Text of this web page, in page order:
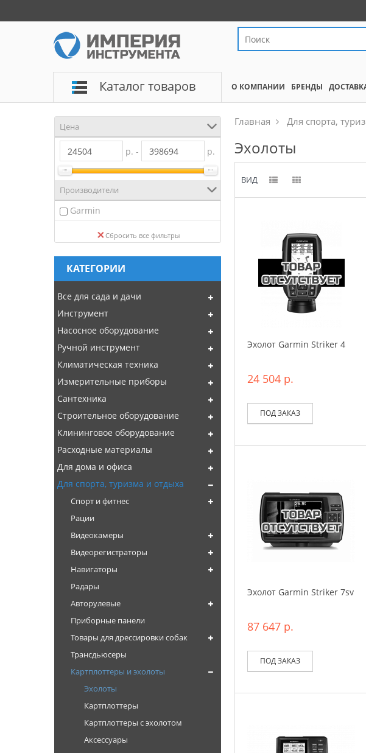
Каталог товаров О КОМПАНИИ БРЕНДЫ
Цена
р. - р.
Производители
Garmin
Сбросить все фильтры
КАТЕГОРИИ
Все для сада и дачи
Инструмент
Насосное оборудование
Ручной инструмент
Климатическая техника
Измерительные приборы
Сантехника
Строительное оборудование
Клининговое оборудование
Расходные материалы
Для дома и офиса
Для спорта, туризма и отдыха
Спорт и фитнес
Рации
Видеокамеры
Видеорегистраторы
Навигаторы
Радары
Авторулевые
Приборные панели
Товары для дрессировки собак
Трансдьюсеры
Картплоттеры и эхолоты
Эхолоты
Картплоттеры
Картплоттеры с эхолотом
Аксессуары
Главная Для спорта,
Эхолоты
ВИД
Эхолот Garmin Striker 4
24 504 р.
ПОД ЗАКАЗ
Эхолот Garmin Striker 7sv
87 647 р.
ПОД ЗАКАЗ